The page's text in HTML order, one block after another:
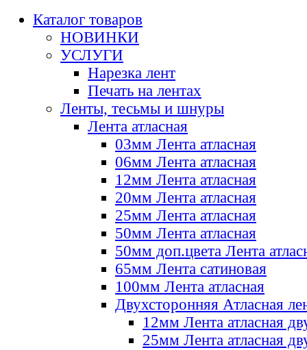
Каталог товаров
НОВИНКИ
УСЛУГИ
Нарезка лент
Печать на лентах
Ленты, тесьмы и шнуры
Лента атласная
03мм Лента атласная
06мм Лента атласная
12мм Лента атласная
20мм Лента атласная
25мм Лента атласная
50мм Лента атласная
50мм доп.цвета Лента
65мм Лента сатиновая
100мм Лента атласная
Двухсторонняя Атласная
12мм Лента атласная
25мм Лента атласная